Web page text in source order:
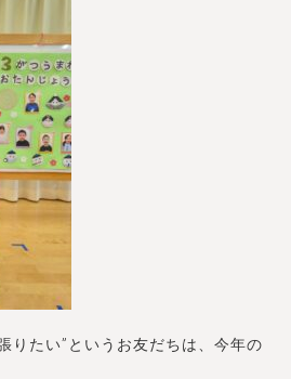
りたい”というお友だちは、今年の